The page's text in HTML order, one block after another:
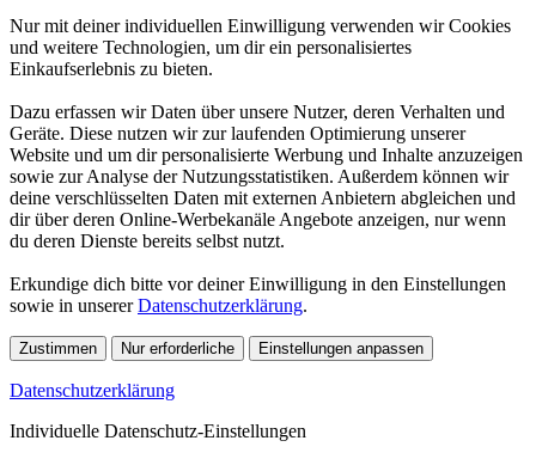
Nur mit deiner individuellen Einwilligung verwenden wir Cookies
und weitere Technologien, um dir ein personalisiertes
Einkaufserlebnis zu bieten.
Dazu erfassen wir Daten über unsere Nutzer, deren Verhalten und
Geräte. Diese nutzen wir zur laufenden Optimierung unserer
Website und um dir personalisierte Werbung und Inhalte anzuzeigen
sowie zur Analyse der Nutzungsstatistiken. Außerdem können wir
deine verschlüsselten Daten mit externen Anbietern abgleichen und
dir über deren Online-Werbekanäle Angebote anzeigen, nur wenn
du deren Dienste bereits selbst nutzt.
Erkundige dich bitte vor deiner Einwilligung in den Einstellungen
sowie in unsererDatenschutzerklärung.
Zustimmen Nur erforderliche Einstellungen anpassen
Datenschutzerklärung
Individuelle Datenschutz-Einstellungen